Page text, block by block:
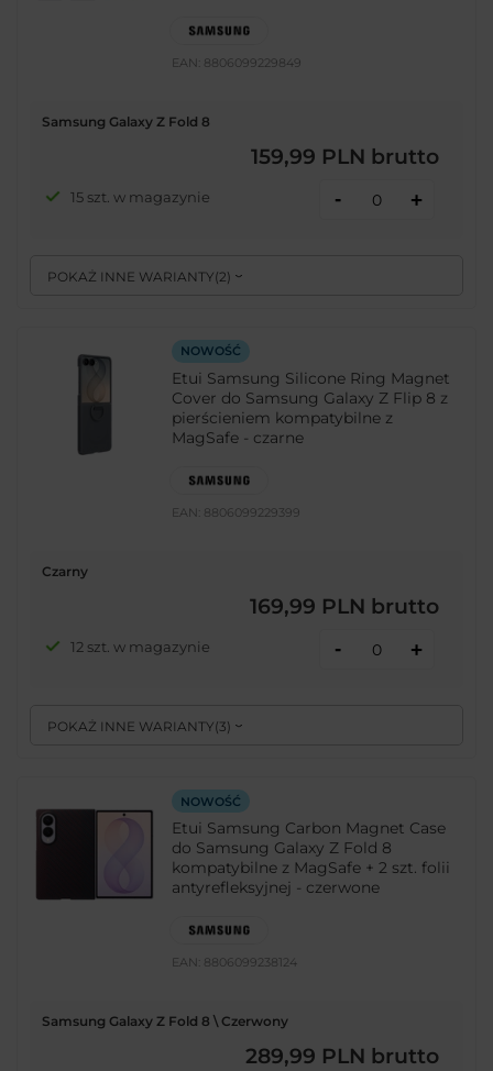
EAN: 8806099229849
POKAŻ INNE WARIANTY(2)
Samsung Galaxy Z Fold 8
159,99 PLN brutto
15 szt. w magazynie - +
NOWOŚĆ
Etui Samsung Silicone Ring Magnet
Cover do Samsung Galaxy Z Flip 8 z
pierścieniem kompatybilne z
MagSafe - czarne
EAN: 8806099229399
POKAŻ INNE WARIANTY( 3)
Czarny
169,99 PLN brutto
12 szt. w magazynie - +
NOWOŚĆ
Etui Samsung Carbon Magnet Case
do Samsung Galaxy Z Fold 8
kompatybilne z MagSafe + 2 szt. folii
antyrefleksyjnej - czerwone
EAN: 8806099238124
Samsung Galaxy Z Fold 8 \ Czerwony
289,99 PLN brutto